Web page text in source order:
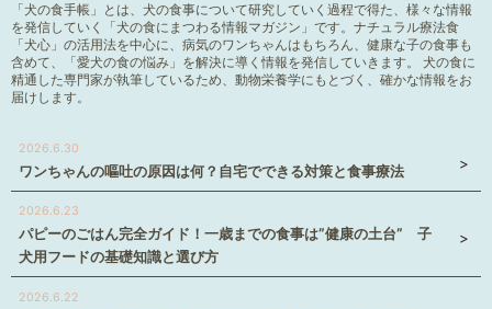
「犬の食手帳」とは、犬の食事について研究していく過程で得た、様々な情報
を発信していく「犬の食にまつわる情報マガジン」です。ナチュラル療法食
「犬心」の活用法を中心に、病気のワンちゃんはもちろん、健康な子の食事も
含めて、「愛犬の食の悩み」を解決に導く情報を発信していきます。 犬の食に
精通した専門家が執筆しているため、動物栄養学にもとづく、確かな情報をお
届けします。
2026.6.30
ワンちゃんの嘔吐の原因は何？自宅でできる対策と食事療法
2026.6.23
パピーのごはん完全ガイド！一歳までの食事は”健康の土台” 子
犬用フードの基礎知識と選び方
2026.6.22